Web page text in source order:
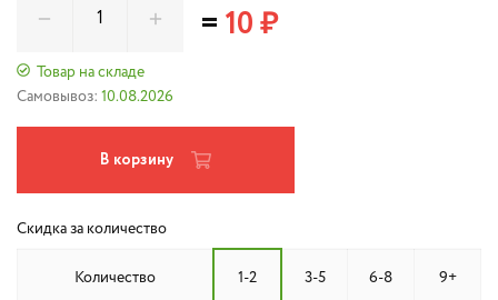
Товар на складе
Самовывоз: 10.08.2026
=10 ₽
В корзину
Скидка за количество
Количество 1-2 3-5 6-8 9+